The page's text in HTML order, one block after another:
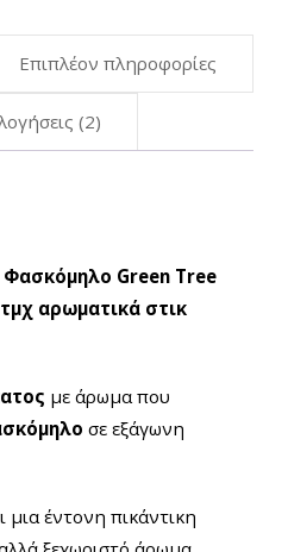
Επιπλέον πληροφορίες
(2)
Green Tree
αρωματικά στικ
με άρωμα που
σε εξάγωνη
έντονη πικάντικη